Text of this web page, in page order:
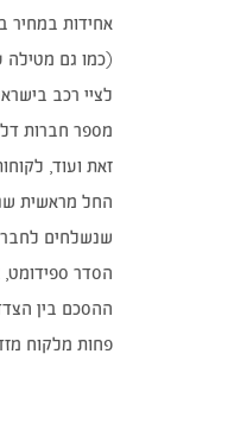
אחידות במחיר
(כמו גם מטילה
לציי רכב
מספר חברות
זאת ועוד,
שנשלחים
הסדר ספידומט,
ההסכם בין
פחות מלקוח